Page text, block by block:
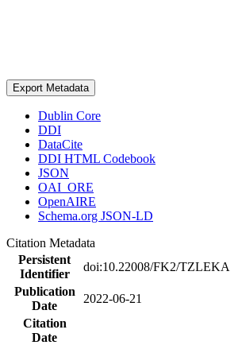
Export Metadata
Dublin Core
DDI
DataCite
DDI HTML Codebook
JSON
OAI_ORE
OpenAIRE
Schema.org JSON-LD
Citation Metadata
Persistent
Identifier
doi:10.22008/FK2/TZLEKA
Publication
Date
2022-06-21
Citation
Date